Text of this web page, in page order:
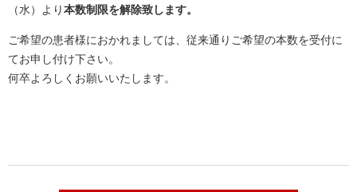
（水）より本数制限を解除致します。
ご希望の患者様におかれましては、従来通りご希望の本数を受付に
てお申し付け下さい。
何卒よろしくお願いいたします。